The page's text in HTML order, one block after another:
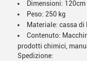
Dimensioni:
Peso: 250 kg
Materiale: cassa di
Contenuto:
prodotti chimici,
Spedizione: